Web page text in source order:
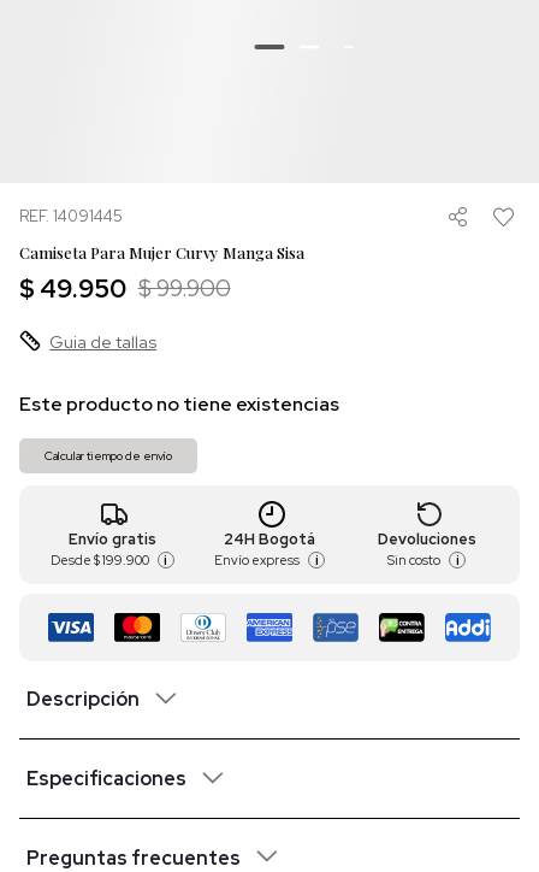
REF. 14091445
Camiseta Para Mujer Curvy Manga Sisa
$ 49.950 $ 99.900
Guia de tallas
Este producto no tiene existencias
Calcular tiempo de envío
Envío gratis
Desde $ 199.900 i
24H Bogotá
Envío express i
Devoluciones
Sin costo i
Descripción
Especificaciones
Preguntas frecuentes